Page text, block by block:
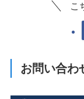
こ
お問い合わ